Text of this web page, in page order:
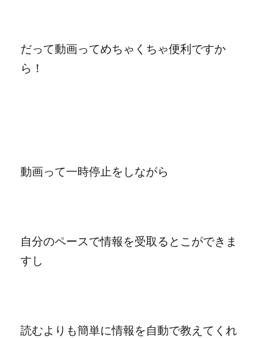
だって動画ってめちゃくちゃ便利ですか
ら！
動画って一時停止をしながら
自分のペースで情報を受取るとこができま
すし
読むよりも簡単に情報を自動で教えてくれ